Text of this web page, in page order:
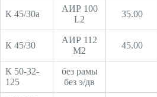
К 45/30а
АИР 100
L2
35.00
К 45/30
АИР 112
М2
45.00
К 50-32-
125
без рамы
без э/дв